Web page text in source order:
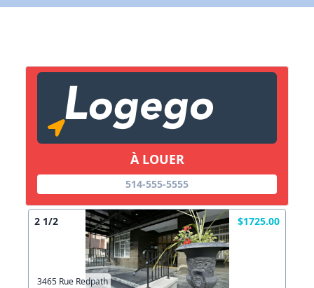
À LOUER
514-555-5555
2 1/2 $1725.00
3465 Rue Redpath
X Fermer
Copier lien
X Fermer Envoyez